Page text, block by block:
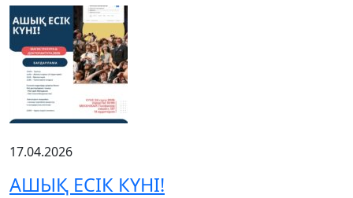
17.04.2026
АШЫҚ ЕСІК КҮНІ!